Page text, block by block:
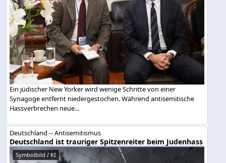
Ein jüdischer New Yorker wird wenige Schritte von einer
Synagoge entfernt niedergestochen. Während antisemitische
Hassverbrechen neue...
Deutschland -- Antisemitismus
Deutschland ist trauriger Spitzenreiter beim Judenhass
Symbolbild / KI